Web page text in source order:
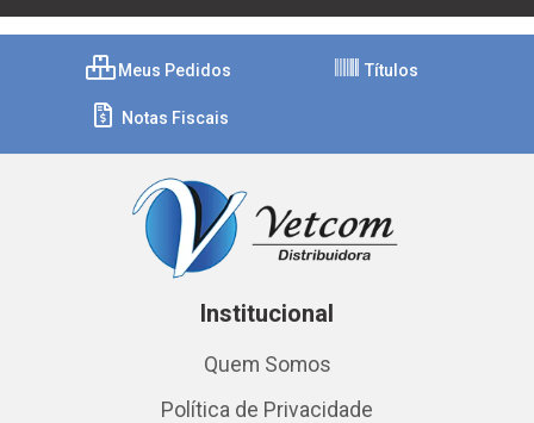
Meus Pedidos Títulos
Notas Fiscais
Institucional
Quem Somos
Política de Privacidade